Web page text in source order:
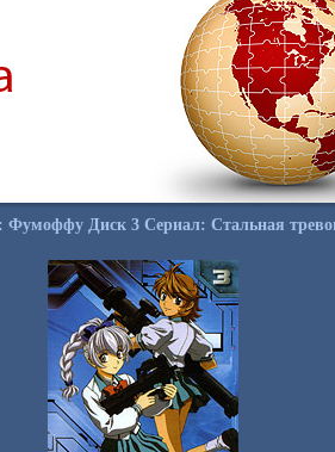
Фумоффу Диск 3 Сериал: Стальная